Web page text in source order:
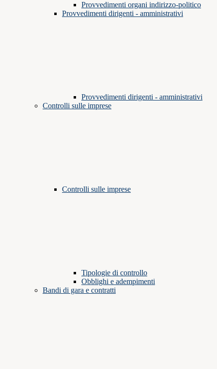
Provvedimenti organi indirizzo-politico
Provvedimenti dirigenti - amministrativi
Provvedimenti dirigenti - amministrativi
Controlli sulle imprese
Controlli sulle imprese
Tipologie di controllo
Obblighi e adempimenti
Bandi di gara e contratti